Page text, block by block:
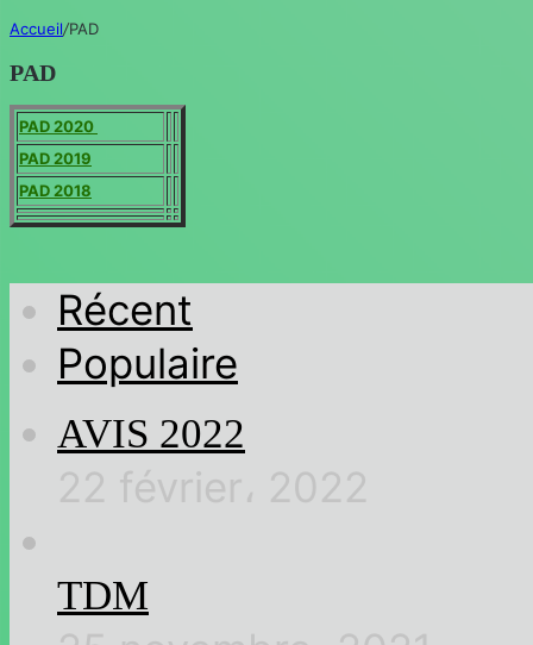
Accueil/PAD
PAD
PAD 2020
PAD 2019
PAD 2018
Récent
Populaire
AVIS 2022
TDM